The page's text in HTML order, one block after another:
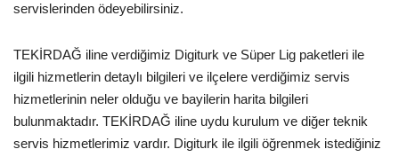
servislerinden ödeyebilirsiniz.
TEKİRDAĞ iline verdiğimiz Digiturk ve Süper Lig paketleri ile
ilgili hizmetlerin detaylı bilgileri ve ilçelere verdiğimiz servis
hizmetlerinin neler olduğu ve bayilerin harita bilgileri
bulunmaktadır. TEKİRDAĞ iline uydu kurulum ve diğer teknik
servis hizmetlerimiz vardır. Digiturk ile ilgili öğrenmek istediğiniz